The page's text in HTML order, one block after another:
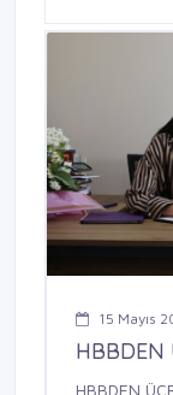
15 Mayıs
HBBDEN
HBBDEN